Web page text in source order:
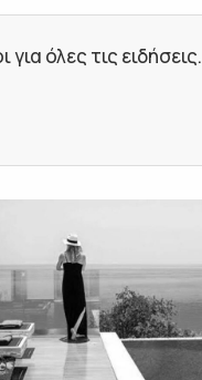
όλες τις ειδήσεις.